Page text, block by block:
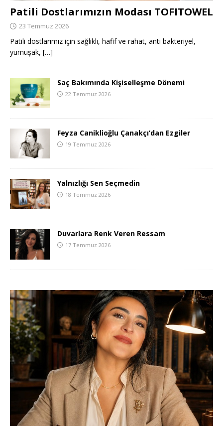
Patili Dostlarımızın Modası TOFITOWEL
23 Temmuz 2026
Patili dostlarımız için sağlıklı, hafif ve rahat, anti bakteriyel,
yumuşak, […]
Saç Bakımında Kişiselleşme Dönemi
22 Temmuz 2026
Feyza Caniklioğlu Çanakçı’dan Ezgiler
19 Temmuz 2026
Yalnızlığı Sen Seçmedin
18 Temmuz 2026
Duvarlara Renk Veren Ressam
17 Temmuz 2026